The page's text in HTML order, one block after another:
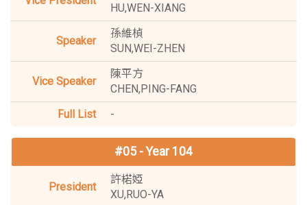
HU,WEN-XIANG
孫維楨
SUN,WEI-ZHEN
陳平方
CHEN,PING-FANG
-
#05 - Year 104
許楉婭
XU,RUO-YA